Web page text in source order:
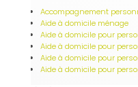
Accompagnement
Aide à domicile ménage
Aide à domicile pour
Aide à domicile pour
Aide à domicile pour
Aide à domicile pour